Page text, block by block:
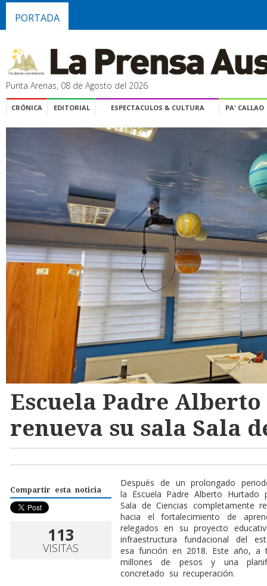
PORTADA
Punta Arenas, 08 de Agosto del 2026
CRÓNICA EDITORIAL ESPECTACULOS & CULTURA PA' CALLAO
Escuela Padre
renueva su sala Sala
Compartir esta noticia
113
VISITAS
Después de un prolongado
la Escuela Padre Alberto
Sala de Ciencias completamente
hacia el fortalecimiento de
relegados en su proyecto
infraestructura fundacional del
esa función en 2018. Este año, a
millones de pesos y una
concretado su recuperación.